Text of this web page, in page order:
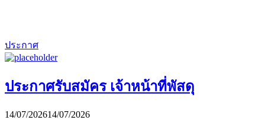
ประกาศ
ประกาศรับสมัคร เจ้าหน้าที่พัสดุ
14/07/202614/07/2026